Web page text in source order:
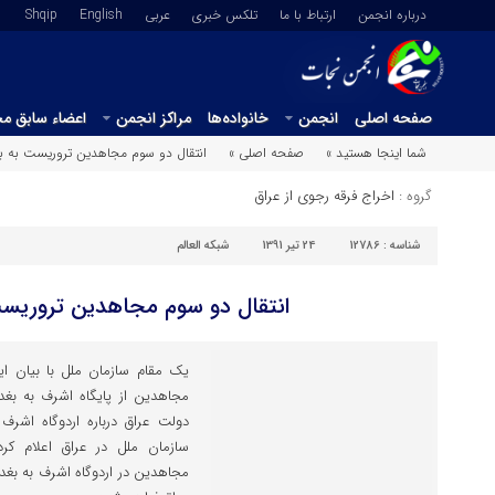
درباره انجمن ارتباط با ما تلکس خبری عربي English
Shqip
صفحه اصلی انجمن خانواده‌ها مراکز انجمن اعضاء سابق
شما اینجا هستید » صفحه اصلی » انتقال دو سوم مجاهدین تروریست به
گروه : اخراج فرقه رجوی از عراق
شناسه : 12786 24 تیر 1391 شبکه العالم
انتقال دو سوم مجاهدین
یک مقام سازمان ملل با بیان
مجاهدین از پایگاه اشرف به
دولت عراق درباره اردوگاه
سازمان ملل در عراق اعلام
مجاهدین در اردوگاه اشرف به